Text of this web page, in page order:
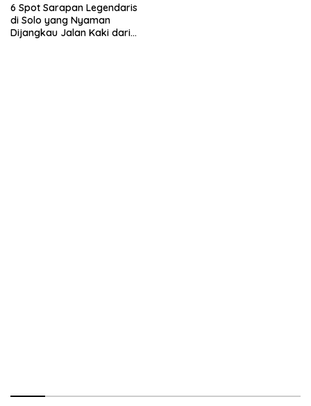
6 Spot Sarapan Legendaris
di Solo yang Nyaman
Dijangkau Jalan Kaki dari